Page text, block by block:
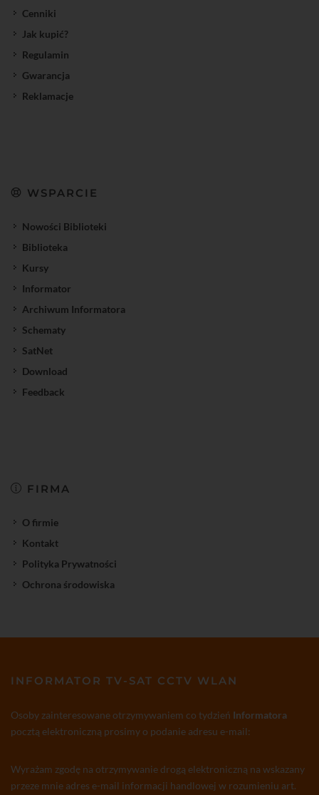
Cenniki
Jak kupić?
Regulamin
Gwarancja
Reklamacje
WSPARCIE
Nowości Biblioteki
Biblioteka
Kursy
Informator
Archiwum Informatora
Schematy
SatNet
Download
Feedback
FIRMA
O firmie
Kontakt
Polityka Prywatności
Ochrona środowiska
INFORMATOR TV-SAT CCTV WLAN
Osoby zainteresowane otrzymywaniem co tydzień Informatora
pocztą elektroniczną prosimy o podanie adresu e-mail:
Wyrażam zgodę na otrzymywanie drogą elektroniczną na wskazany
przeze mnie adres e-mail informacji handlowej w rozumieniu art.